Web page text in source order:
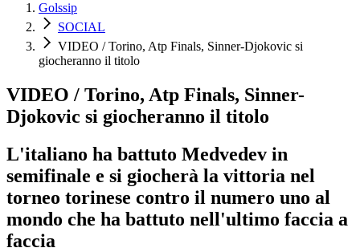
Golssip
SOCIAL
VIDEO / Torino, Atp Finals, Sinner-Djokovic si
giocheranno il titolo
VIDEO / Torino, Atp Finals, Sinner-
Djokovic si giocheranno il titolo
L'italiano ha battuto Medvedev in
semifinale e si giocherà la vittoria nel
torneo torinese contro il numero uno al
mondo che ha battuto nell'ultimo faccia a
faccia